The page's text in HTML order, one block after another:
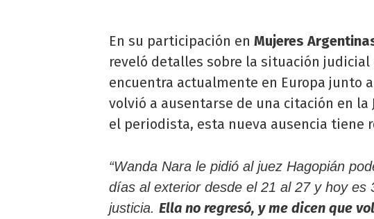
En su participación en Mujeres
reveló detalles sobre la situación judicial
encuentra actualmente en Europa junto a
volvió a ausentarse de una citación en
el periodista, esta nueva ausencia tiene
“Wanda Nara le pidió al juez Hagopián
días al exterior desde el 21 al 27 y hoy es
justicia. Ella no regresó, y me dicen que